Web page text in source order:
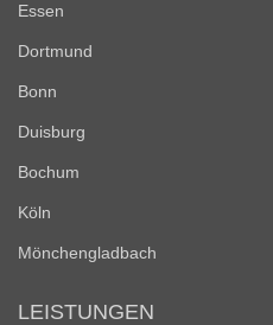
Essen
Dortmund
Bonn
Duisburg
Bochum
Köln
Mönchengladbach
LEISTUNGEN